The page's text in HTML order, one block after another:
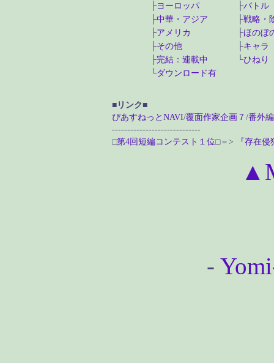
├ヨーロッパ ├バトル
├中華・アジア ├戦略・
├アメリカ ├ほのぼ
├その他 ├キャラ
├完結： 連載中 └ひねり
└ダウンロード有
■リンク■
ぴあすねっとNAVI/覆面作家企画７ /番外
-----------------------------
□第4回短編コンテスト１位□＝> 『存在侵
-